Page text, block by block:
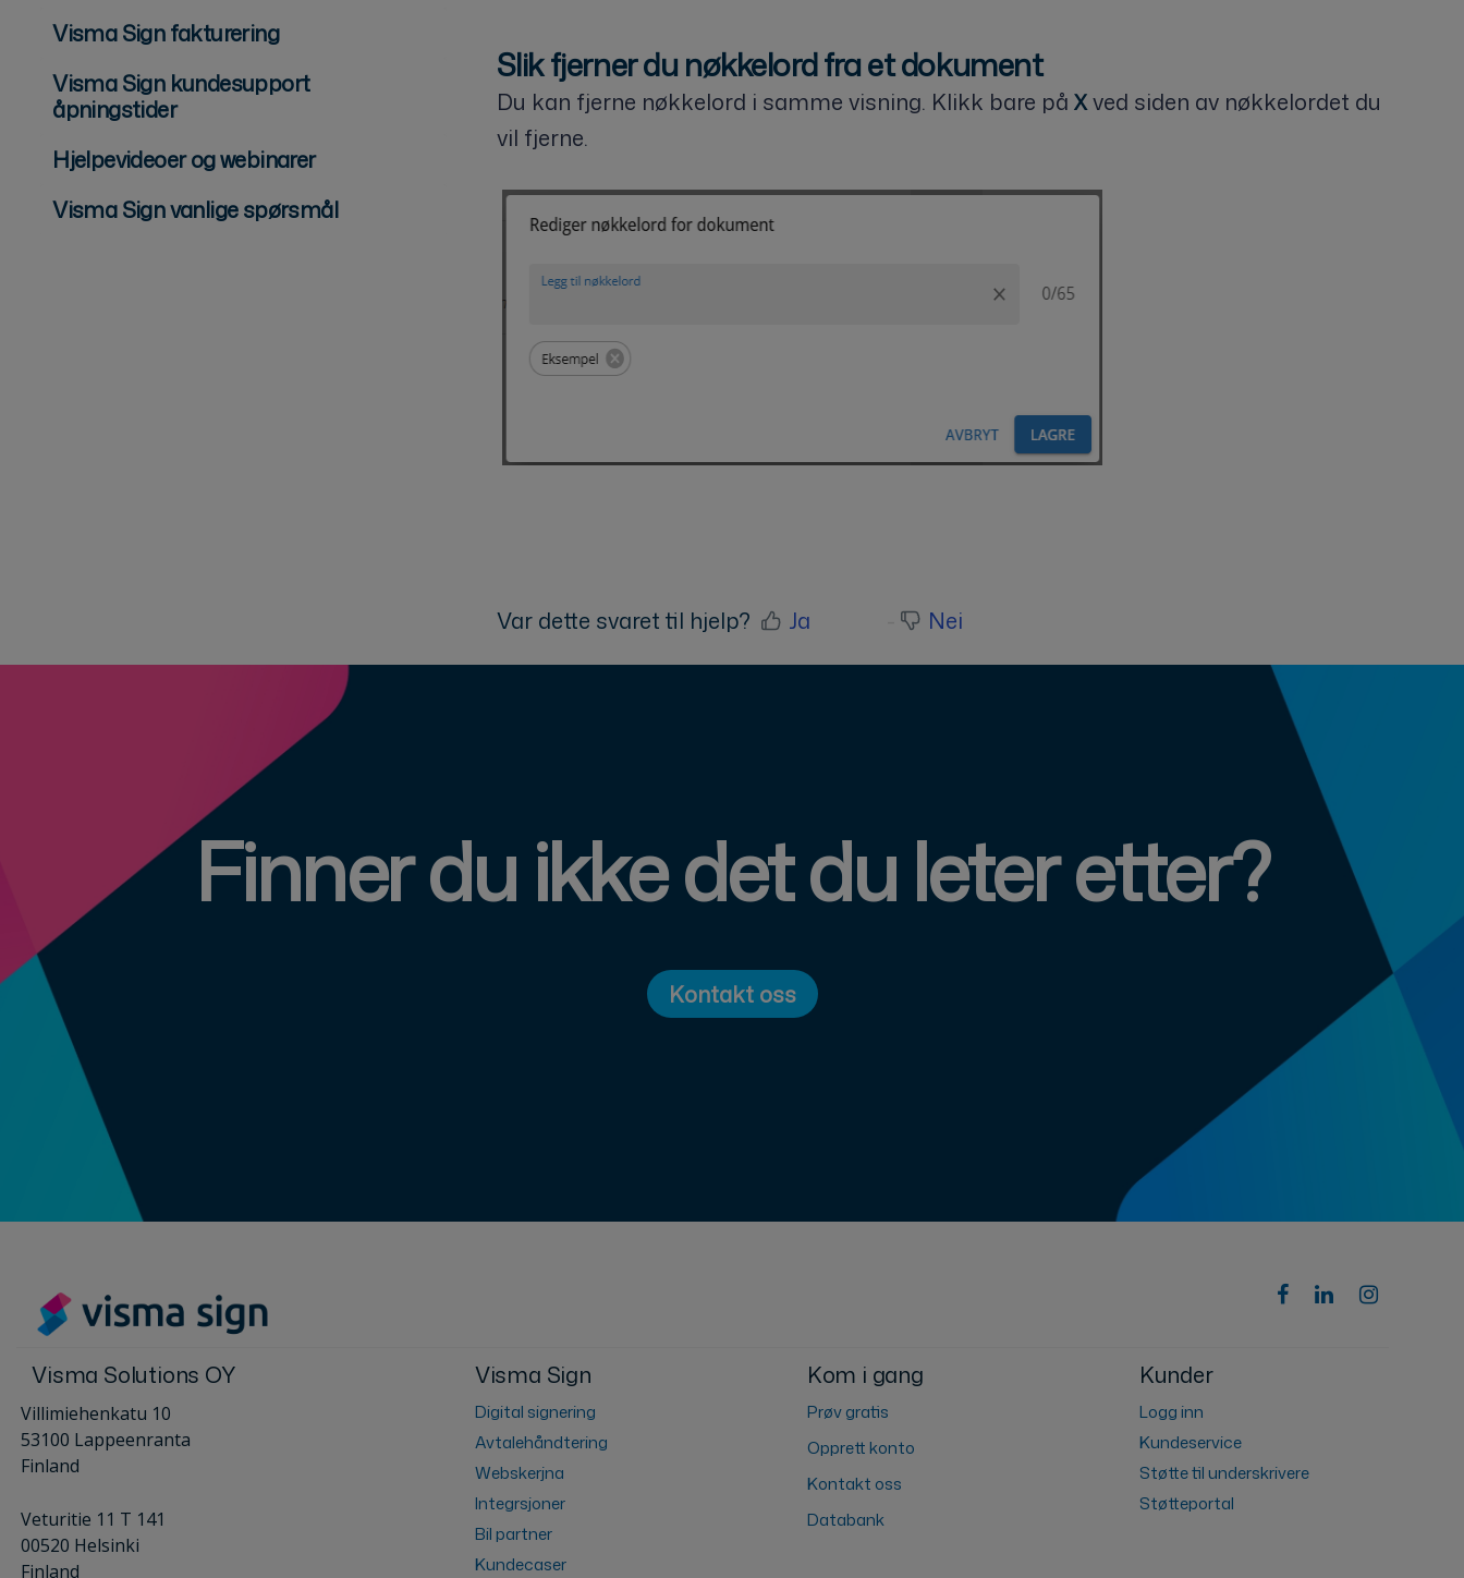
Visma Sign fakturering
Visma Sign kundesupport
åpningstider
Hjelpevideoer og webinarer
Visma Sign vanlige spørsmål
Slik fjerner du nøkkelord fra et dokument
Du kan fjerne nøkkelord i samme visning. Klikk bare på Xved siden av nøkkelordet du
vil fjerne.
Var dette svaret til hjelp? Ja Nei
Finner du ikke det du leter etter?
Kontakt oss
Visma Solutions OY
Villimiehenkatu 10
53100 Lappeenranta
Finland
Veturitie 11 T 141
00520 Helsinki
Finland
Visma Sign
Digital signering
Avtalehåndtering
Webskerjna
Integrsjoner
Bil partner
Kundecaser
Kom i gang
Prøv gratis
Opprett konto
Kontakt oss
Databank
Kunder
Logg inn
Kundeservice
Støtte til underskrivere
Støtteportal